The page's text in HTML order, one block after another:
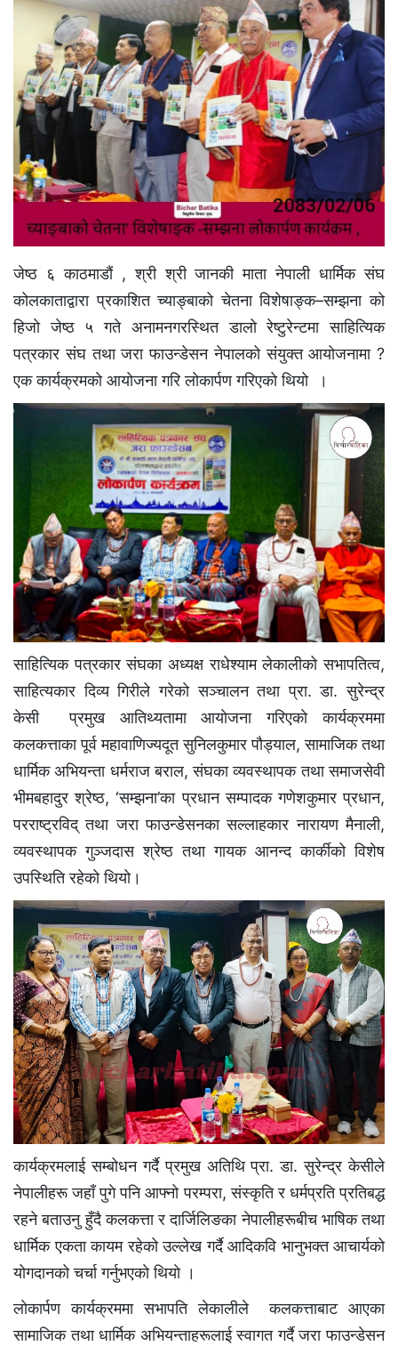
जेष्ठ ६ काठमाडौं , श्री श्री जानकी माता नेपाली धार्मिक संघ
कोलकाताद्वारा प्रकाशित च्याङ्बाको चेतना विशेषाङ्क–सम्झना को
हिजाे जेष्ठ ५ गते अनामनगरस्थित डालो रेष्टुरेन्टमा साहित्यिक
पत्रकार संघ तथा जरा फाउन्डेसन नेपालको संयुक्त आयोजनामा ?
एक कार्यक्रमकाे आयाेजना गरि लाेकार्पण गरिएकाे थियाे ।
साहित्यिक पत्रकार संघका अध्यक्ष राधेश्याम लेकालीको सभापतित्व,
साहित्यकार दिव्य गिरीले गरेकाे सञ्चालन तथा प्रा. डा. सुरेन्द्र
केसी प्रमुख आतिथ्यतामा आयाेजना गरिएकाे कार्यक्रममा
कलकत्ताका पूर्व महावाणिज्यदूत सुनिलकुमार पौड्याल, सामाजिक तथा
धार्मिक अभियन्ता धर्मराज बराल, संघका व्यवस्थापक तथा समाजसेवी
भीमबहादुर श्रेष्ठ, ‘सम्झना’का प्रधान सम्पादक गणेशकुमार प्रधान,
परराष्ट्रविद् तथा जरा फाउन्डेसनका सल्लाहकार नारायण मैनाली,
व्यवस्थापक गुञ्जदास श्रेष्ठ तथा गायक आनन्द कार्कीको विशेष
उपस्थिति रहेको थियो।
कार्यक्रमलाई सम्बोधन गर्दै प्रमुख अतिथि प्रा. डा. सुरेन्द्र केसीले
नेपालीहरू जहाँ पुगे पनि आफ्नो परम्परा, संस्कृति र धर्मप्रति प्रतिबद्ध
रहने बताउनु हुँदै कलकत्ता र दार्जिलिङका नेपालीहरूबीच भाषिक तथा
धार्मिक एकता कायम रहेको उल्लेख गर्दै आदिकवि भानुभक्त आचार्यको
योगदानको चर्चा गर्नुभएकाे थियाे ।
लाेकार्पण कार्यक्रममा सभापति लेकालीले कलकत्ताबाट आएका
सामाजिक तथा धार्मिक अभियन्ताहरूलाई स्वागत गर्दै जरा फाउन्डेसन